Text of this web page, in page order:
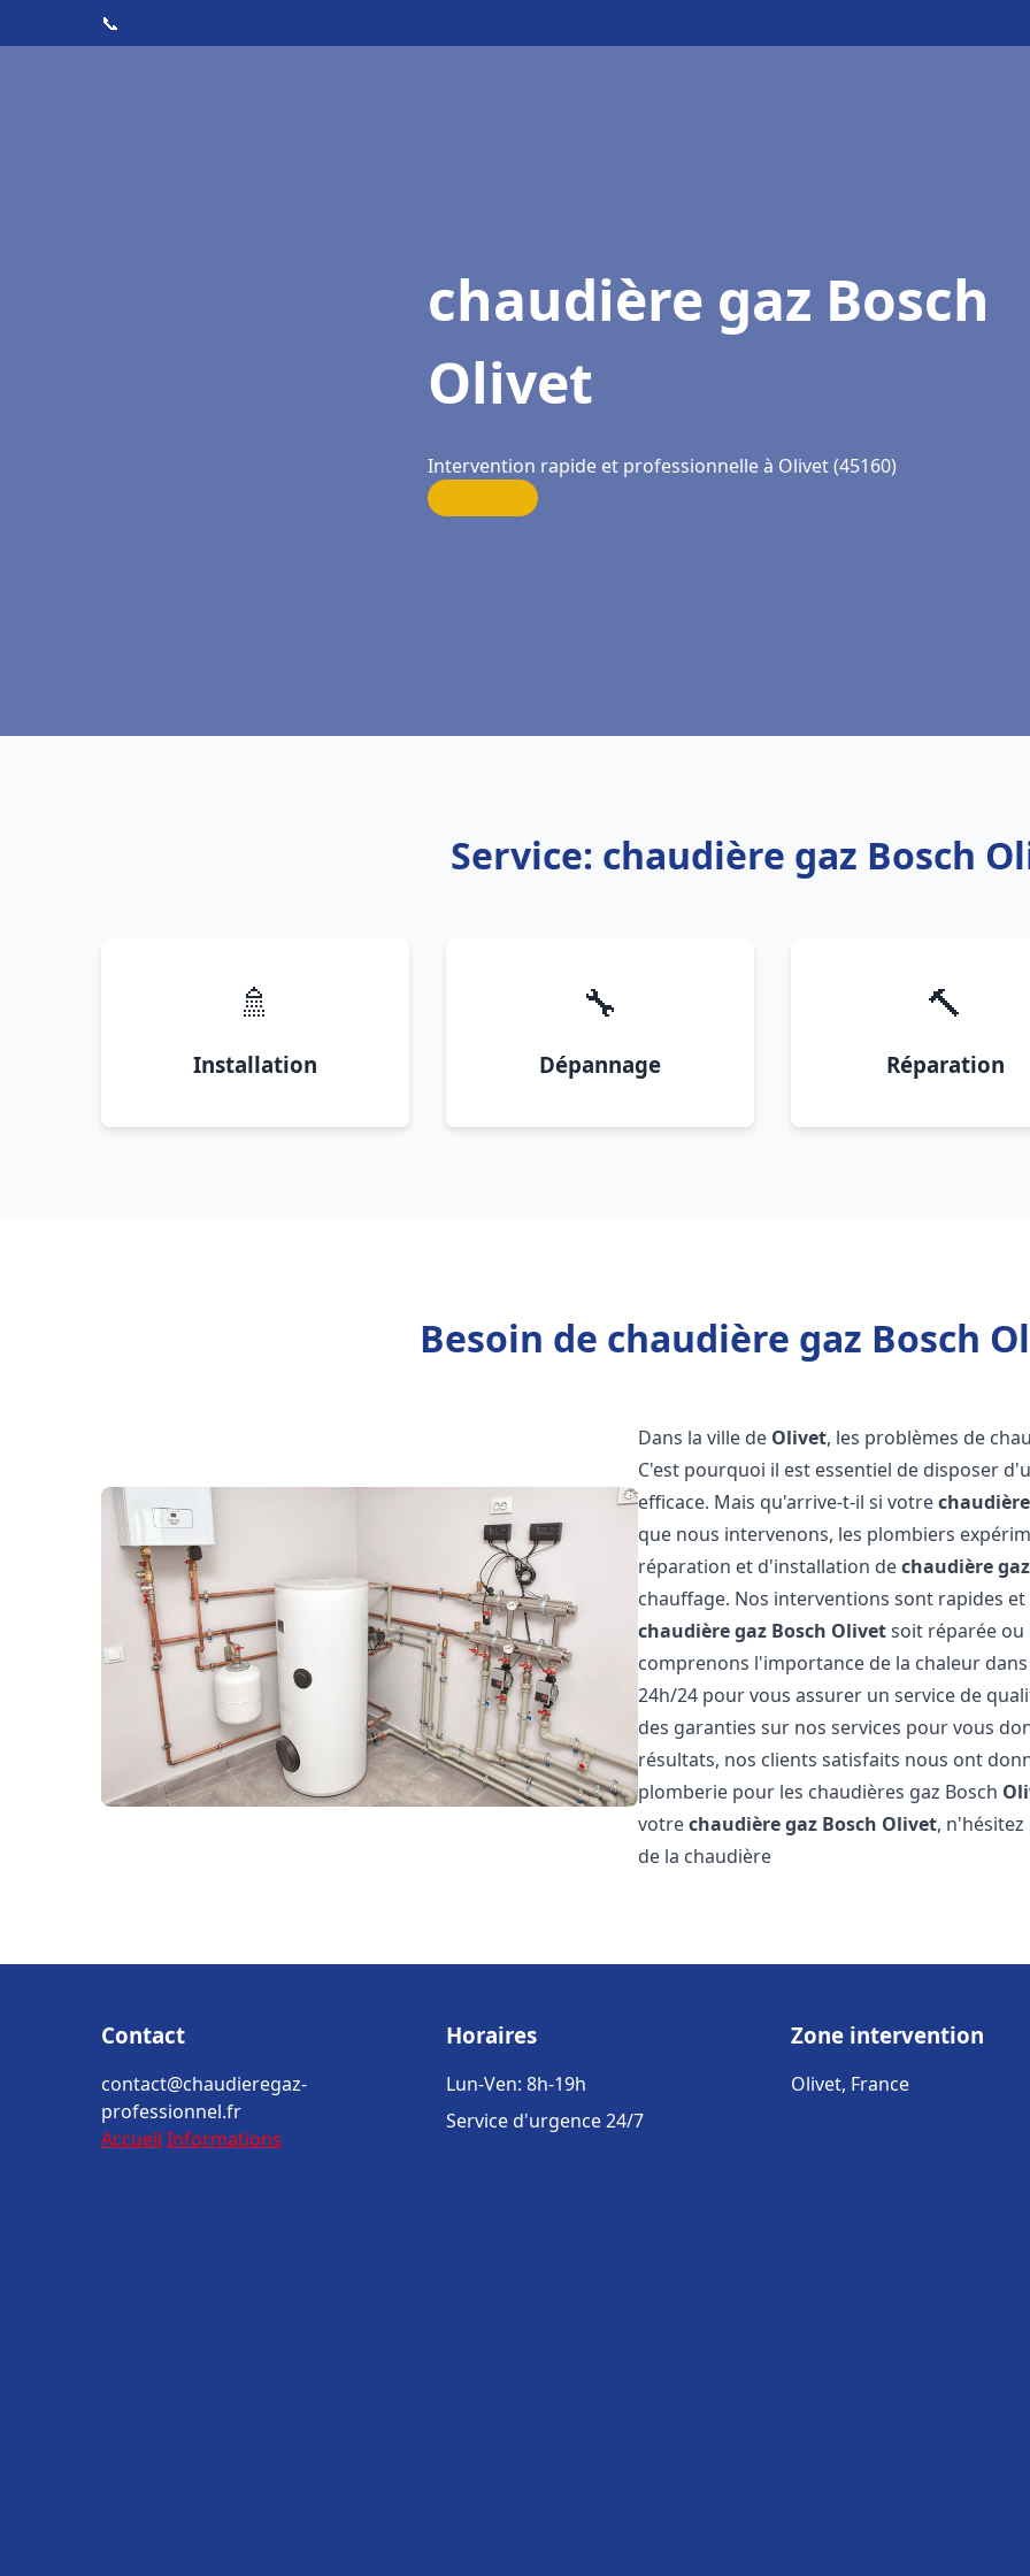
📞
chaudière gaz Bosch
Olivet
Intervention rapide et professionnelle à Olivet (45160)
Service: chaudière gaz Bosch
🚿
Installation
🔧
Dépannage
🔨
Réparation
Besoin de chaudière gaz Bosch
Dans la ville de Olivet, les problèmes de
C'est pourquoi il est essentiel de disposer
efficace. Mais qu'arrive-t-il si votre
que nous intervenons, les plombiers
réparation et d'installation dechaudière
chauffage. Nos interventions sont rapides
chaudière gaz Bosch Olivetsoit réparée ou
comprenons l'importance de la chaleur
24h/24 pour vous assurer un service de
des garanties sur nos services pour vous
résultats, nos clients satisfaits nous ont
plomberie pour les chaudières gaz Bosch
votrechaudière gaz Bosch Olivet,
de la chaudière
Contact
contact@chaudieregaz-
professionnel.fr
Accueil Informations
Horaires
Lun-Ven: 8h-19h
Service d'urgence 24/7
Zone intervention
Olivet, France